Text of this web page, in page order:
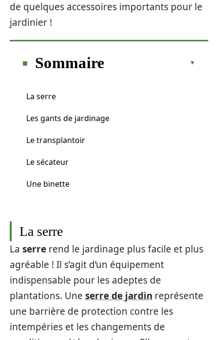
de quelques accessoires importants pour le
jardinier !
Sommaire
La serre
Les gants de jardinage
Le transplantoir
Le sécateur
Une binette
La serre
La serre rend le jardinage plus facile et plus
agréable ! Il s’agit d’un équipement
indispensable pour les adeptes de
plantations. Une serre de jardin représente
une barrière de protection contre les
intempéries et les changements de